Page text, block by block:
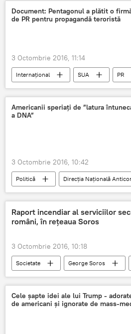
Document: Pentagonul a plătit o
de PR pentru propagandă teroristă
3 Octombrie 2016, 11:14
Internaţional SUA
PR
Terorism
Americanii speriați de ”latura
a DNA”
3 Octombrie 2016, 10:42
Politică
Direcția Națională
România
DNA
Raport incendiar al serviciilor
români, în rețeaua Soros
3 Octombrie 2016, 10:18
Societate George Soros
Cine este George Soros
România
Cele şapte idei ale lui Trump -
de americani și ignorate de mass-